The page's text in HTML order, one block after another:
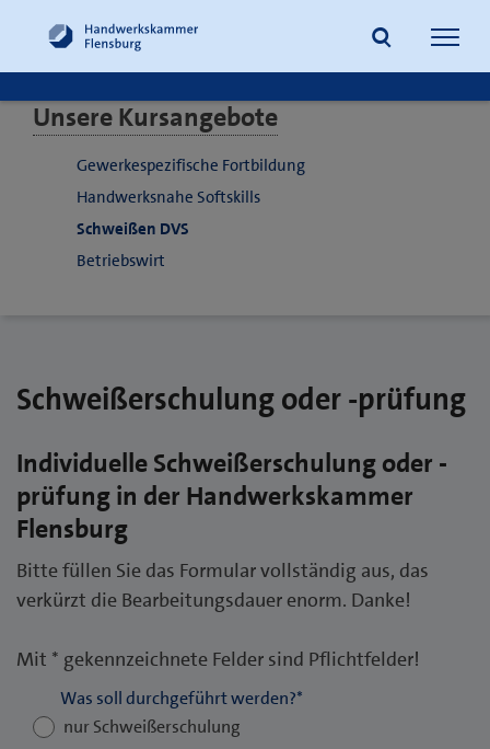
Suche
Unsere Kursangebote
Gewerkespezifische Fortbildung
Handwerksnahe Softskills
Schweißen DVS
Betriebswirt
Schweißerschulung oder -prüfung
Individuelle Schweißerschulung oder -
prüfung in der Handwerkskammer
Flensburg
Bitte füllen Sie das Formular vollständig aus, das
verkürzt die Bearbeitungsdauer enorm. Danke!
Mit * gekennzeichnete Felder sind Pflichtfelder!
nur Schweißerschulung
Was soll durchgeführt werden?*